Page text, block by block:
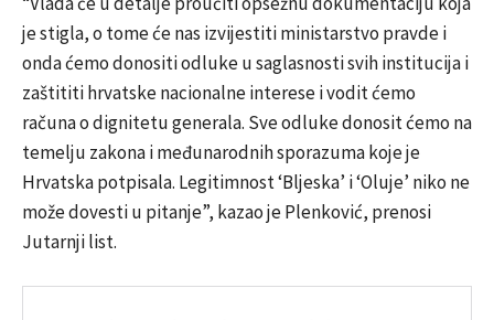
je stigla, o tome će nas izvijestiti ministarstvo pravde i
onda ćemo donositi odluke u saglasnosti svih institucija i
zaštititi hrvatske nacionalne interese i vodit ćemo
računa o dignitetu generala. Sve odluke donosit ćemo na
temelju zakona i međunarodnih sporazuma koje je
Hrvatska potpisala. Legitimnost ‘Bljeska’ i ‘Oluje’ niko ne
može dovesti u pitanje”, kazao je Plenković, prenosi
Jutarnji list.